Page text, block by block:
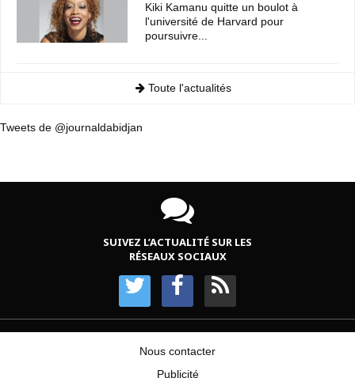
Kiki Kamanu quitte un boulot à
l'université de Harvard pour
poursuivre...
Toute l'actualités
Tweets de @journaldabidjan
SUIVEZ L’ACTUALITÉ SUR LES
RÉSEAUX SOCIAUX
Nous contacter
Publicité